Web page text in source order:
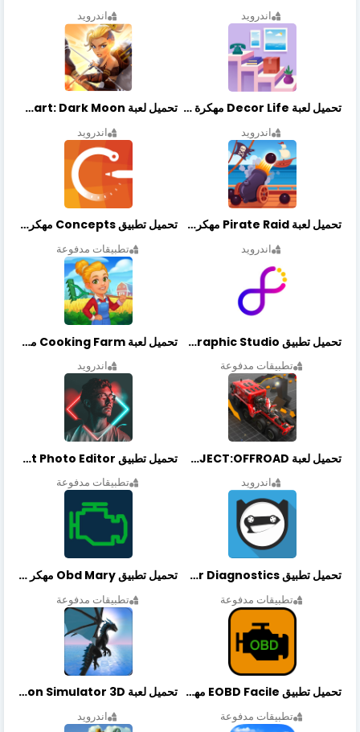
اندرويد اندرويد
تحميل لعبة Decor Life مهكرة أخر إصدار
اندرويد
تحميل لعبة Lionheart: Dark Moon مهكرة أخر إصدار
اندرويد
تحميل لعبة Pirate Raid مهكرة أخر إصدار
اندرويد
تحميل تطبيق Concepts مهكر أخر إصدار
تطبيقات مدفوعة
تحميل تطبيق Graphic Studio مهكر أخر إصدار
تطبيقات مدفوعة
تحميل لعبة Cooking Farm مهكرة أخر إصدار
اندرويد
تحميل لعبة PROJECT:OFFROAD مهكرة أخر إصدار
اندرويد
تحميل تطبيق NeonArt Photo Editor مهكر أخر إصدار
تطبيقات مدفوعة
تحميل تطبيق OBDeleven Car Diagnostics مهكر أخر إصدار
تطبيقات مدفوعة
تحميل تطبيق Obd Mary مهكر أخر إصدار
تطبيقات مدفوعة
تحميل تطبيق EOBD Facile مهكر أخر إصدار
تطبيقات مدفوعة
تحميل لعبة Dragon Simulator 3D مهكرة أخر إصدار
اندرويد